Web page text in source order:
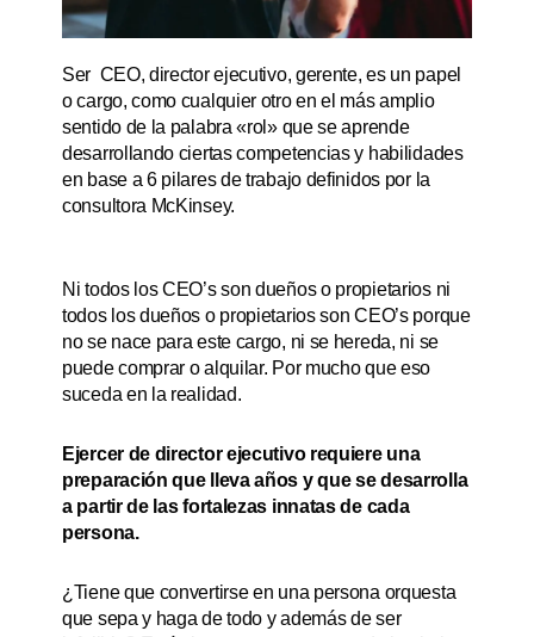
Ser CEO, director ejecutivo, gerente, es un papel
o cargo, como cualquier otro en el más amplio
sentido de la palabra «rol» que se aprende
desarrollando ciertas competencias y habilidades
en base a 6 pilares de trabajo definidos por la
consultora McKinsey.
Ni todos los CEO’s son dueños o propietarios ni
todos los dueños o propietarios son CEO’s porque
no se nace para este cargo, ni se hereda, ni se
puede comprar o alquilar. Por mucho que eso
suceda en la realidad.
Ejercer de director ejecutivo requiere una
preparación que lleva años y que se desarrolla
a partir de las fortalezas innatas de cada
persona.
¿Tiene que convertirse en una persona orquesta
que sepa y haga de todo y además de ser